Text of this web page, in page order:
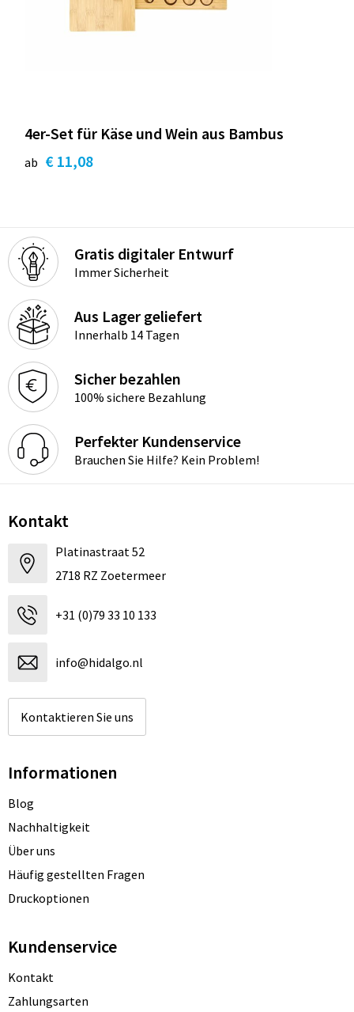
4er-Set für Käse und Wein aus Bambus
ab € 11,08
Gratis digitaler Entwurf
Immer Sicherheit
Aus Lager geliefert
Innerhalb 14 Tagen
Sicher bezahlen
100% sichere Bezahlung
Perfekter Kundenservice
Brauchen Sie Hilfe? Kein Problem!
Kontakt
Platinastraat 52
2718 RZ Zoetermeer
+31 (0)79 33 10 133
info@hidalgo.nl
Kontaktieren Sie uns
Informationen
Blog
Nachhaltigkeit
Über uns
Häufig gestellten Fragen
Druckoptionen
Kundenservice
Kontakt
Zahlungsarten